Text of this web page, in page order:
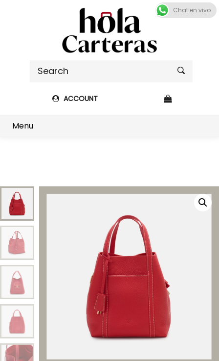
ACCOUNT
Menu
Chat en vivo